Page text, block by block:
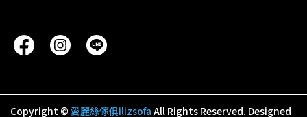
Copyright © 愛麗絲傢俱ilizsofa All Rights Reserved. Designed